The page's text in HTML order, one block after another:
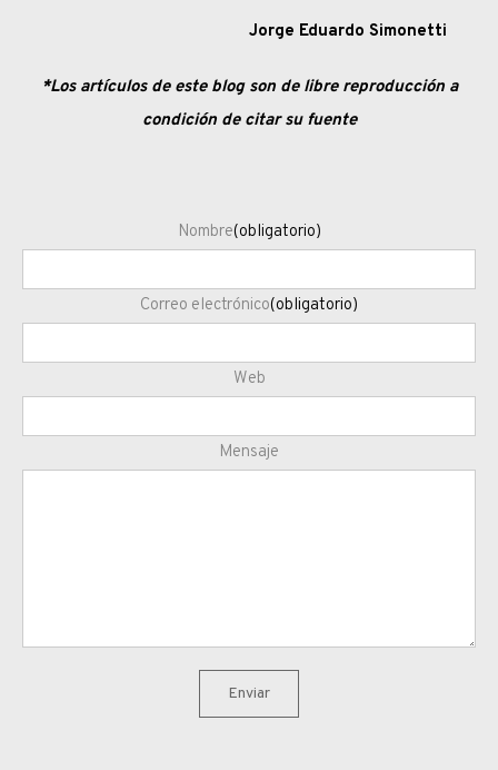
Jorge Eduardo Simonetti
*Los artículos de este blog son de libre reproducción a
condición de citar su fuente
Nombre(obligatorio)
Correo electrónico(obligatorio)
Web
Mensaje
Enviar